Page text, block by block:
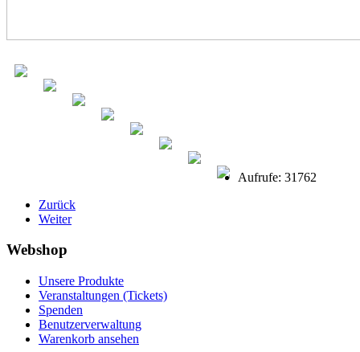
Aufrufe: 31762
Zurück
Weiter
Webshop
Unsere Produkte
Veranstaltungen (Tickets)
Spenden
Benutzerverwaltung
Warenkorb ansehen